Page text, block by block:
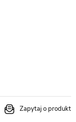
Zapytaj o produkt